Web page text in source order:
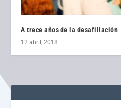
A trece años de la desafiliación
12 abril, 2018